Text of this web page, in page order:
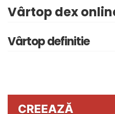
Vârtop dex
Vârtop definitie